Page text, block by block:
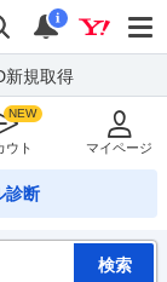
検索
通知
i
新規取得
ウト マイページ
診断